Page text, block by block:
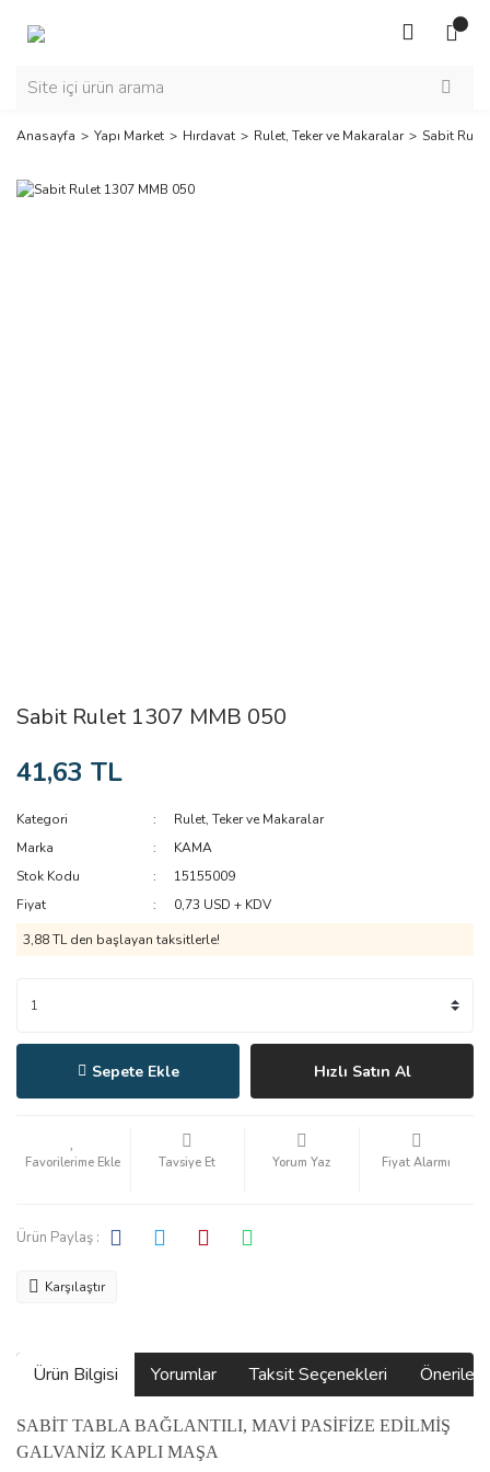
Anasayfa Yapı Market Hırdavat Rulet, Teker ve Makaralar Sabit
Sabit Rulet 1307 MMB 050
41,63 TL
Kategori
Rulet, Teker ve Makaralar
Marka
KAMA
Stok Kodu
15155009
Fiyat
0,73 USD + KDV
3,88 TL den başlayan taksitlerle!
Sepete Ekle Hızlı Satın Al
Tavsiye Et Yorum Yaz Fiyat Alarmı
Ürün Paylaş :
Karşılaştır
Ürün Bilgisi Yorumlar Taksit Seçenekleri
SABİT TABLA BAĞLANTILI, MAVİ PASİFİZE EDİLMİŞ
GALVANİZ KAPLI MAŞA